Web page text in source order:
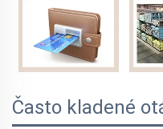
Často kladené